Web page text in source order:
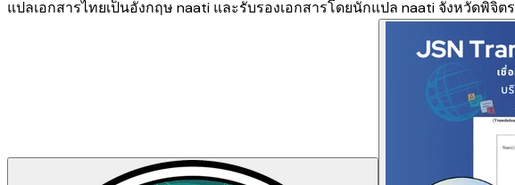
แปลเอกสารไทยเป็นอังกฤษ naati และรับรองเอกสารโดยนักแปล naati จังหวัดพิจิตร